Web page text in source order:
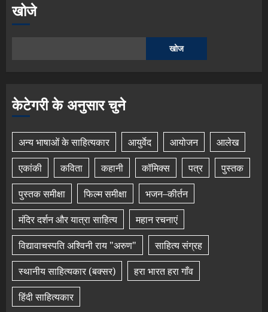
खोजे
खोज
केटेगरी के अनुसार चुने
अन्य भाषाओं के साहित्यकार आयुर्वेद आयोजन
आलेख
एकांकी
कविता कहानी कॉमिक्स पत्र
पुस्तक
पुस्तक समीक्षा
फिल्म समीक्षा
भजन–कीर्तन
मंदिर दर्शन और यात्रा साहित्य
महान रचनाएं
विद्यावाचस्पति अश्विनी राय "अरुण"
साहित्य संग्रह
स्थानीय साहित्यकार (बक्सर)
हरा भारत हरा गाँव
हिंदी साहित्यकार